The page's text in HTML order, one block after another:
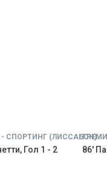
СПОРТИНГ (ЛИССАБОН)
Гол 1 - 2 86'